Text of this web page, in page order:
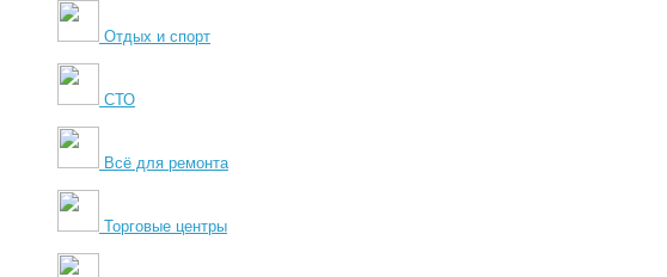
Отдых и спорт
СТО
Всё для ремонта
Торговые центры